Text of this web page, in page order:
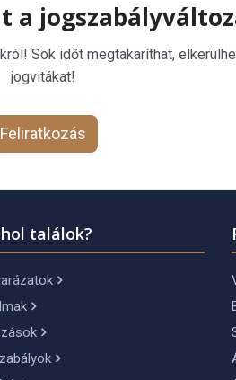
a
Sok időt megtakaríthat,
jogvitákat!
Feliratkozás
találok?